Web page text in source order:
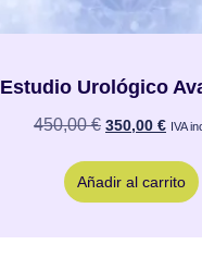
Estudio Urológico
450,00€ 350,00 € IVA
Añadir al carrito